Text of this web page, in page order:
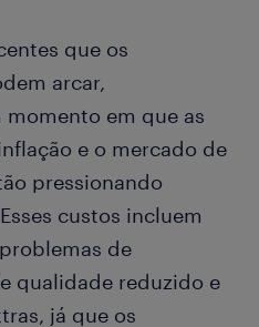
que os
arcar,
em que as
e o mercado de
pressionando
custos incluem
de
qualidade reduzido e
já que os